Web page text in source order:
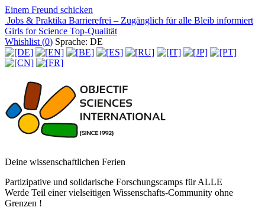
Einem Freund schicken
Jobs & Praktika Barrierefrei – Zugänglich für alle Bleib informiert
Girls for Science Top-Qualität
Whishlist (0) Sprache: DE
Deine wissenschaftlichen Ferien
Partizipative und solidarische Forschungscamps für ALLE
Werde Teil einer vielseitigen Wissenschafts-Community ohne
Grenzen !